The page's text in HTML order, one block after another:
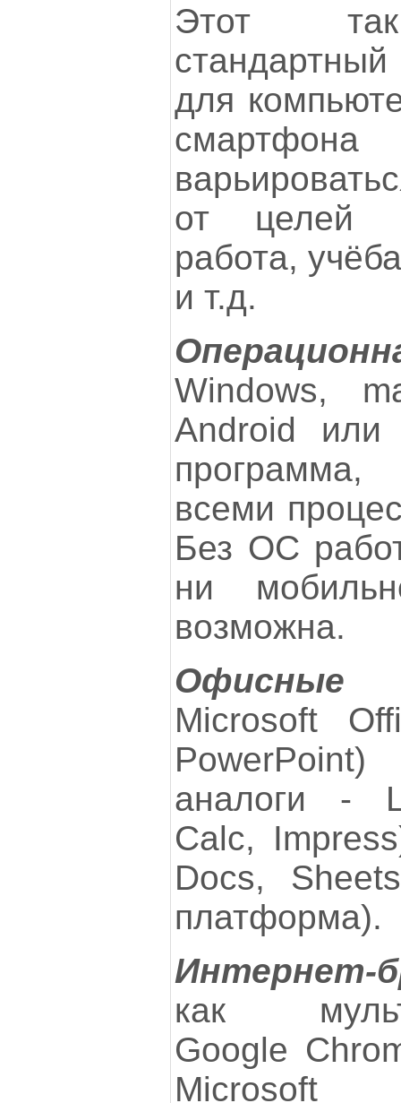
Этот
для
от целей
работа,
и т.д.
Windows,
Android
всеми
Без ОС
ни
возможна.
Офисные
Microsoft
аналоги -
Calc,
Docs,
платформа).
Интернет-
как
Google
Microsoft